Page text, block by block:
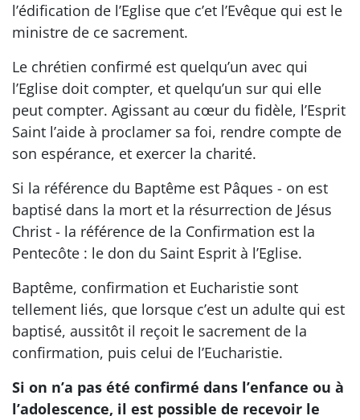
l’édification de l’Eglise que c’et l’Evêque qui est le
ministre de ce sacrement.
Le chrétien confirmé est quelqu’un avec qui
l’Eglise doit compter, et quelqu’un sur qui elle
peut compter. Agissant au cœur du fidèle, l’Esprit
Saint l’aide à proclamer sa foi, rendre compte de
son espérance, et exercer la charité.
Si la référence du Baptême est Pâques - on est
baptisé dans la mort et la résurrection de Jésus
Christ - la référence de la Confirmation est la
Pentecôte : le don du Saint Esprit à l’Eglise.
Baptême, confirmation et Eucharistie sont
tellement liés, que lorsque c’est un adulte qui est
baptisé, aussitôt il reçoit le sacrement de la
confirmation, puis celui de l’Eucharistie.
Si on n’a pas été confirmé dans l’enfance ou à
l’adolescence, il est possible de recevoir le